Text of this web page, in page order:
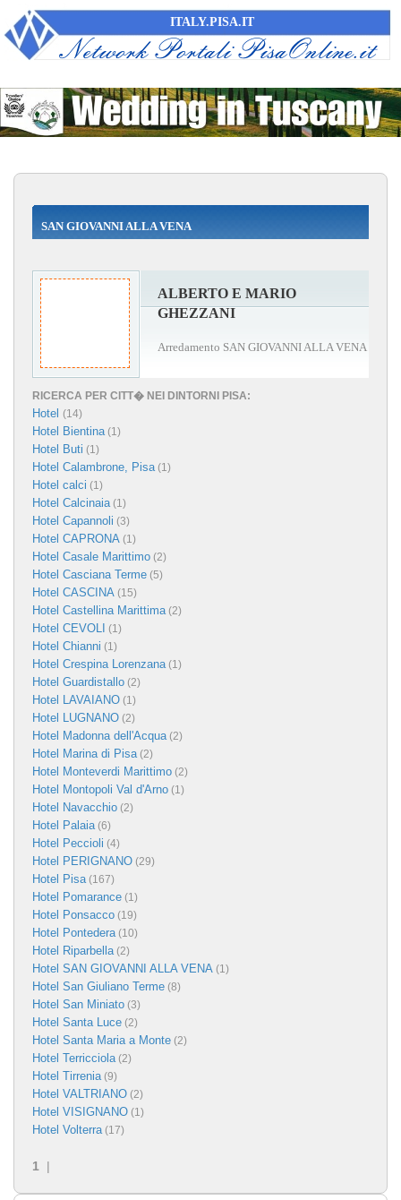
ITALY.PISA.IT
SAN GIOVANNI ALLA VENA
ALBERTO E MARIO
GHEZZANI
Arredamento SAN GIOVANNI ALLA VENA
RICERCA PER CITT� NEI DINTORNI PISA:
Hotel (14)
Hotel Bientina(1)
Hotel Buti (1)
Hotel Calambrone, Pisa(1)
Hotel calci (1)
Hotel Calcinaia(1)
Hotel Capannoli (3)
Hotel CAPRONA (1)
Hotel Casale Marittimo (2)
Hotel Casciana Terme (5)
Hotel CASCINA (15)
Hotel Castellina Marittima(2)
Hotel CEVOLI (1)
Hotel Chianni (1)
Hotel Crespina Lorenzana(1)
Hotel Guardistallo (2)
Hotel LAVAIANO (1)
Hotel LUGNANO (2)
Hotel Madonna dell'Acqua(2)
Hotel Marina di Pisa(2)
Hotel Monteverdi Marittimo (2)
Hotel Montopoli Val d'Arno (1)
Hotel Navacchio (2)
Hotel Palaia(6)
Hotel Peccioli (4)
Hotel PERIGNANO (29)
Hotel Pisa(167)
Hotel Pomarance (1)
Hotel Ponsacco (19)
Hotel Pontedera(10)
Hotel Riparbella(2)
Hotel SAN GIOVANNI ALLA VENA (1)
Hotel San Giuliano Terme (8)
Hotel San Miniato (3)
Hotel Santa Luce (2)
Hotel Santa Maria a Monte (2)
Hotel Terricciola(2)
Hotel Tirrenia(9)
Hotel VALTRIANO (2)
Hotel VISIGNANO (1)
Hotel Volterra(17)
1 |